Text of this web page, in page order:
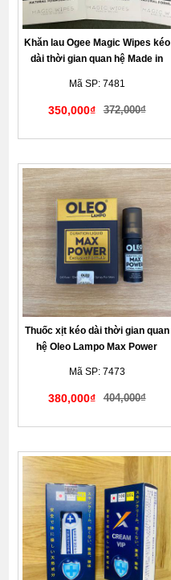
Khăn lau Ogee Magic Wipes kéo
dài thời gian quan hệ Made in
Mã SP: 7481
350,000₫ 372,000₫
Thuốc xịt kéo dài thời gian quan
hệ Oleo Lampo Max Power
Mã SP: 7473
380,000₫ 404,000₫